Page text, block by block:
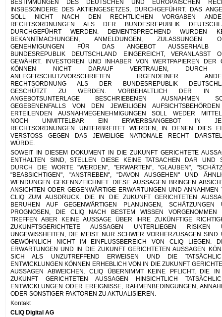
BESTIMMUNGEN DES DEUTSCHEN UND EUROPÄISCHEN
INSBESONDERE DES AKTIENGESETZES, DURCHGEFÜHRT. DAS
SOLL NICHT NACH DEN RECHTLICHEN VORGABEN
RECHTSORDNUNGEN ALS DER BUNDESREPUBLIK
DURCHGEFÜHRT WERDEN. DEMENTSPRECHEND WURDEN
BEKANNTMACHUNGEN, ANMELDUNGEN, ZULASSUNGEN
GENEHMIGUNGEN FÜR DAS ANGEBOT AUSSERHALB
BUNDESREPUBLIK DEUTSCHLAND EINGEREICHT, VERANLASST
GEWÄHRT. INVESTOREN UND INHABER VON WERTPAPIEREN DER
KÖNNEN NICHT DARAUF VERTRAUEN, DURCH
ANLEGERSCHUTZVORSCHRIFTEN IRGENDEINER
RECHTSORDNUNG ALS DER BUNDESREPUBLIK
GESCHÜTZT ZU WERDEN. VORBEHALTLICH DER IN
ANGEBOTSUNTERLAGE BESCHRIEBENEN AUSNAHMEN
GEGEBENENFALLS VON DEN JEWEILIGEN
ERTEILENDEN AUSNAHMEGENEHMIGUNGEN SOLL WEDER
NOCH UNMITTELBAR EIN ERWERBSANGEBOT IN
RECHTSORDNUNGEN UNTERBREITET WERDEN, IN DENEN DIES
VERSTOSS GEGEN DAS JEWEILIGE NATIONALE RECHT
WÜRDE.
SOWEIT IN DIESEM DOKUMENT IN DIE ZUKUNFT GERICHTETE
ENTHALTEN SIND, STELLEN DIESE KEINE TATSACHEN DAR UND
DURCH DIE WORTE "WERDEN", "ERWARTEN", "GLAUBEN",
"BEABSICHTIGEN", "ANSTREBEN", "DAVON AUSGEHEN" UND
WENDUNGEN GEKENNZEICHNET. DIESE AUSSAGEN BRINGEN
ANSICHTEN ODER GEGENWÄRTIGE ERWARTUNGEN UND ANNAHMEN
CLIQ ZUM AUSDRUCK. DIE IN DIE ZUKUNFT GERICHTETEN
BERUHEN AUF GEGENWÄRTIGEN PLANUNGEN, SCHÄTZUNGEN
PROGNOSEN, DIE CLIQ NACH BESTEM WISSEN VORGENOMMEN
TREFFEN ABER KEINE AUSSAGE ÜBER IHRE ZUKÜNFTIGE
ZUKUNFTSGERICHTETE AUSSAGEN UNTERLIEGEN RISIKEN
UNGEWISSHEITEN, DIE MEIST NUR SCHWER VORHERZUSAGEN SIND
GEWÖHNLICH NICHT IM EINFLUSSBEREICH VON CLIQ LIEGEN.
ERWARTUNGEN UND IN DIE ZUKUNFT GERICHTETEN AUSSAGEN
SICH ALS UNZUTREFFEND ERWEISEN UND DIE
ENTWICKLUNGEN KÖNNEN ERHEBLICH VON IN DIE ZUKUNFT
AUSSAGEN ABWEICHEN. CLIQ ÜBERNIMMT KEINE PFLICHT, DIE
ZUKUNFT GERICHTETEN AUSSAGEN HINSICHTLICH
ENTWICKLUNGEN ODER EREIGNISSE, RAHMENBEDINGUNGEN,
ODER SONSTIGER FAKTOREN ZU AKTUALISIEREN.
Kontakt
CLIQ Digital AG